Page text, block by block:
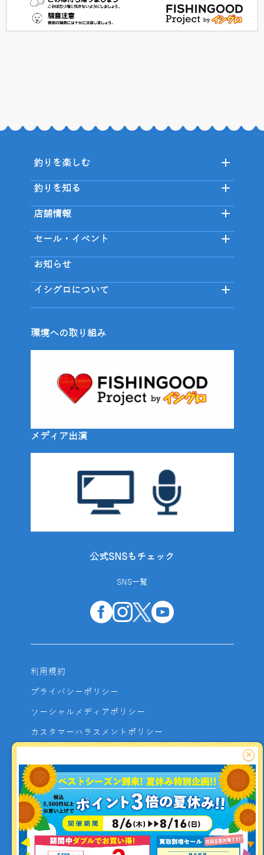
釣り情報を
釣りを楽しむ
釣りを知る
店舗情報
セール・イベント
お知らせ
イシグロについて
環境への取り組み
メディア出演
公式SNSもチェック
SNS一覧
利用規約
プライバシーポリシー
ソーシャルメディアポリシー
カスタマーハラスメントポリシー
よくあるご質問
お問い合わせ
利用者資金の保全方法
×